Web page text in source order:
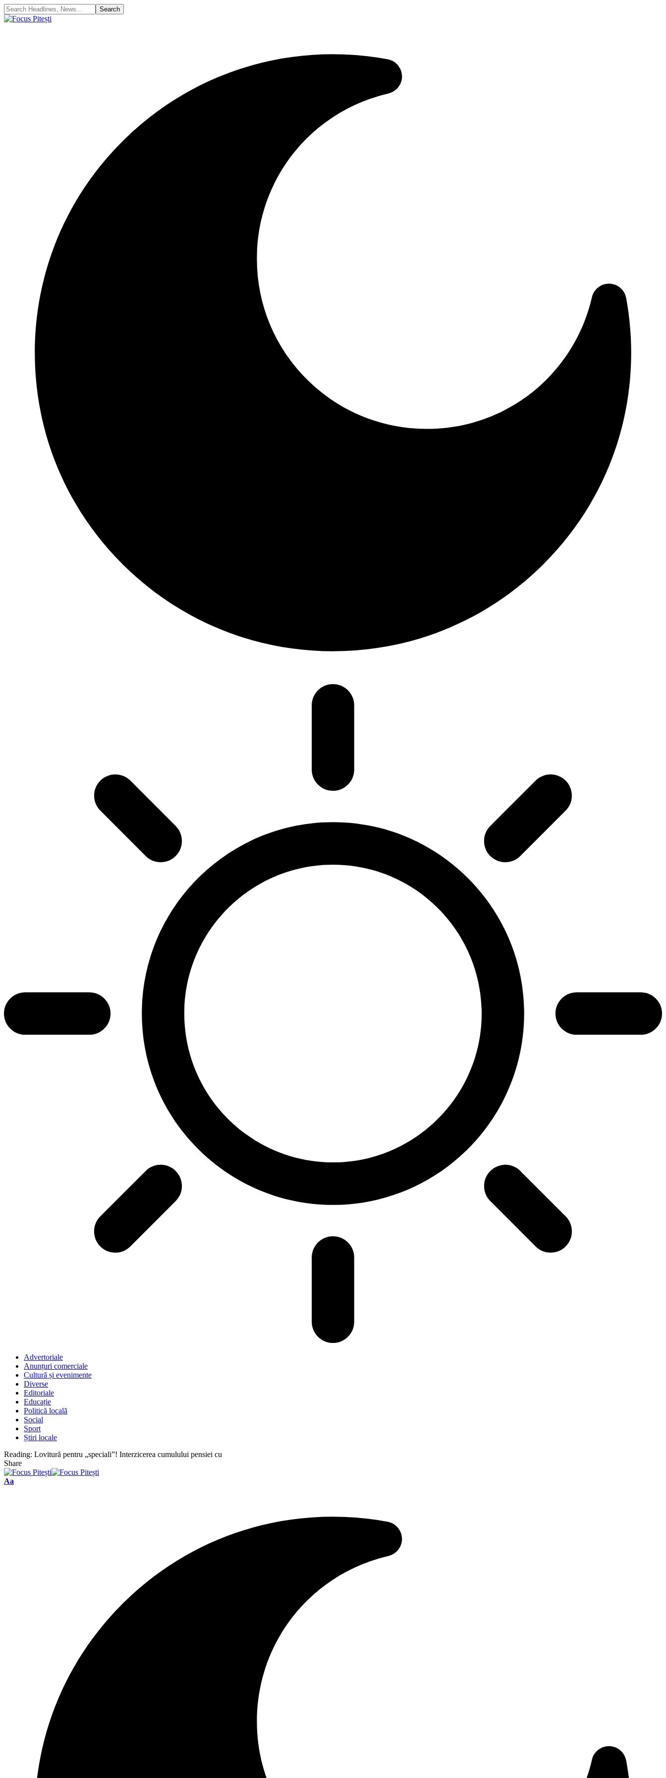
Advertoriale
Anunțuri comerciale
Cultură și evenimente
Diverse
Editoriale
Educație
Politică locală
Social
Sport
Știri locale
Reading: Lovitură pentru „speciali”! Interzicerea cumulului pensiei cu
Share
Font
Aa